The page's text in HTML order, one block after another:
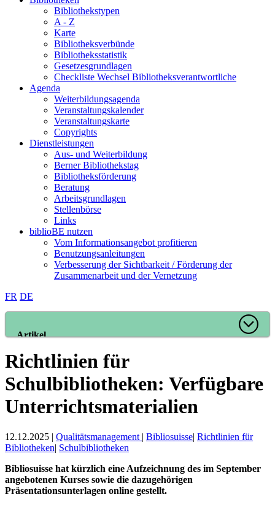
Bibliothekstypen
A - Z
Karte
Bibliotheksverbünde
Bibliotheksstatistik
Gesetzesgrundlagen
Checkliste Wechsel Bibliotheksverantwortliche
Agenda
Weiterbildungsagenda
Veranstaltungskalender
Veranstaltungskarte
Copyrights
Dienstleistungen
Aus- und Weiterbildung
Berner Bibliothekstag
Bibliotheksförderung
Beratung
Arbeitsgrundlagen
Stellenbörse
Links
biblioBE nutzen
Vom Informationsangebot profitieren
Benutzungsanleitungen
Verbesserung der Sichtbarkeit / Förderung der
Zusammenarbeit und der Vernetzung
FR DE
Artikel
Zur Artikelübersicht
Lesenswert
Gut bewertet
Kategorien
Aus dem Amt für
Kultur
Aus den Bibliotheken
Organisation
Raum und
Richtlinien für
Schulbibliotheken: Verfügbare
Unterrichtsmaterialien
12.12.2025 | Qualitätsmanagement | Bibliosuisse| Richtlinien für
Bibliotheken| Schulbibliotheken
Bibliosuisse hat kürzlich eine Aufzeichnung des im September
angebotenen Kurses sowie die dazugehörigen
Präsentationsunterlagen online gestellt.